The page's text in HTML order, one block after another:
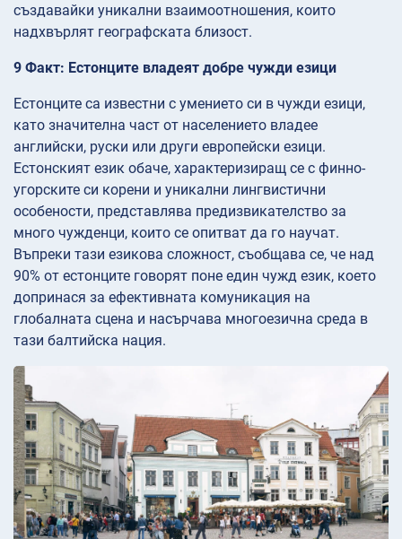
създавайки уникални взаимоотношения, които
надхвърлят географската близост.
9 Факт: Естонците владеят добре чужди езици
Естонците са известни с умението си в чужди езици,
като значителна част от населението владее
английски, руски или други европейски езици.
Естонският език обаче, характеризиращ се с финно-
угорските си корени и уникални лингвистични
особености, представлява предизвикателство за
много чужденци, които се опитват да го научат.
Въпреки тази езикова сложност, съобщава се, че над
90% от естонците говорят поне един чужд език, което
допринася за ефективната комуникация на
глобалната сцена и насърчава многоезична среда в
тази балтийска нация.